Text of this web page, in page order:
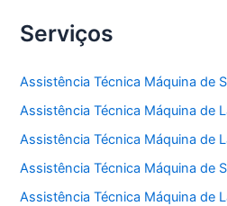
c
e
b
o
o
k
itt
er s
A
p
p
Serviços
Assistência Técnica Máquina de
Assistência Técnica Máquina de
Assistência Técnica Máquina de
Assistência Técnica Máquina de
Assistência Técnica Máquina de